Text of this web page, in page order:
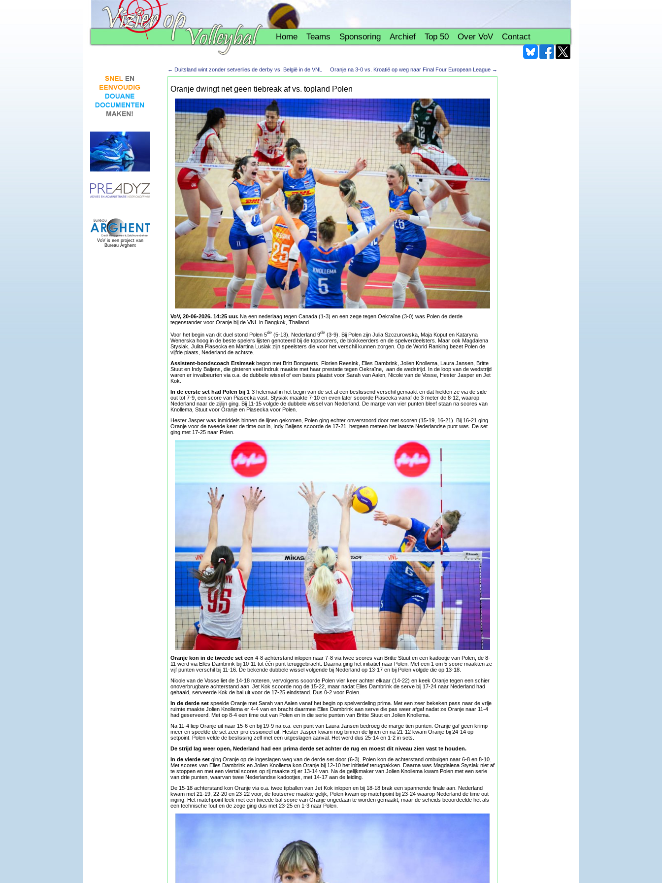
Home Teams Sponsoring Archief Top 50 Over VoV Contact
VoV is een project van
Bureau Arghent
← Duitsland wint zonder setverlies de derby vs. België in de VNL Oranje na 3-0 vs. Kroatië op weg naar Final Four European League →
Oranje dwingt net geen tiebreak af vs. topland Polen
VoV, 20-06-2026. 14:25 uur. Na een nederlaag tegen Canada (1-3) en een zege tegen Oekraïne (3-0) was Polen de derde
tegenstander voor Oranje bij de VNL in Bangkok, Thailand.
Voor het begin van dit duel stond Polen 5de (5-13), Nederland 9de (3-9). Bij Polen zijn Julia Szczurowska, Maja Koput en Kataryna
Wenerska hoog in de beste spelers lijsten genoteerd bij de topscorers, de blokkeerders en de spelverdeelsters. Maar ook Magdalena
Stysiak, Julita Piasecka en Martina Lusiak zijn speelsters die voor het verschil kunnen zorgen. Op de World Ranking bezet Polen de
vijfde plaats, Nederland de achtste.
Assistent-bondscoach Ersimsek begon met Britt Bongaerts, Florien Reesink, Elles Dambrink, Jolien Knollema, Laura Jansen, Britte
Stuut en Indy Baijens, die gisteren veel indruk maakte met haar prestatie tegen Oekraïne, aan de wedstrijd. In de loop van de wedstrijd
waren er invalbeurten via o.a. de dubbele wissel of een basis plaatst voor Sarah van Aalen, Nicole van de Vosse, Hester Jasper en Jet
Kok.
In de eerste set had Polen bij 1-3 helemaal in het begin van de set al een beslissend verschil gemaakt en dat hielden ze via de side
out tot 7-9, een score van Piasecka vast. Stysiak maakte 7-10 en even later scoorde Piasecka vanaf de 3 meter de 8-12, waarop
Nederland naar de zijlijn ging. Bij 11-15 volgde de dubbele wissel van Nederland. De marge van vier punten bleef staan na scores van
Knollema, Stuut voor Oranje en Piasecka voor Polen.
Hester Jasper was inmiddels binnen de lijnen gekomen, Polen ging echter onverstoord door met scoren (15-19, 16-21). Bij 16-21 ging
Oranje voor de tweede keer de time out in, Indy Baijens scoorde de 17-21, hetgeen meteen het laatste Nederlandse punt was. De set
ging met 17-25 naar Polen.
Oranje kon in de tweede set een 4-8 achterstand inlopen naar 7-8 via twee scores van Britte Stuut en een kadootje van Polen, de 8-
11 werd via Elles Dambrink bij 10-11 tot één punt teruggebracht. Daarna ging het initiatief naar Polen. Met een 1 om 5 score maakten ze
vijf punten verschil bij 11-16. De bekende dubbele wissel volgende bij Nederland op 13-17 en bij Polen volgde die op 13-18.
Nicole van de Vosse liet de 14-18 noteren, vervolgens scoorde Polen vier keer achter elkaar (14-22) en keek Oranje tegen een schier
onoverbrugbare achterstand aan. Jet Kok scoorde nog de 15-22, maar nadat Elles Dambrink de serve bij 17-24 naar Nederland had
gehaald, serveerde Kok de bal uit voor de 17-25 eindstand. Dus 0-2 voor Polen.
In de derde set speelde Oranje met Sarah van Aalen vanaf het begin op spelverdeling prima. Met een zeer bekeken pass naar de vrije
ruimte maakte Jolien Knollema er 4-4 van en bracht daarmee Elles Dambrink aan serve die pas weer afgaf nadat ze Oranje naar 11-4
had geserveerd. Met op 8-4 een time out van Polen en in die serie punten van Britte Stuut en Jolien Knollema.
Na 11-4 liep Oranje uit naar 15-6 en bij 19-9 na o.a. een punt van Laura Jansen bedroeg de marge tien punten. Oranje gaf geen krimp
meer en speelde de set zeer professioneel uit. Hester Jasper kwam nog binnen de lijnen en na 21-12 kwam Oranje bij 24-14 op
setpoint. Polen velde de beslissing zelf met een uitgeslagen aanval. Het werd dus 25-14 en 1-2 in sets.
De strijd lag weer open, Nederland had een prima derde set achter de rug en moest dit niveau zien vast te houden.
In de vierde set ging Oranje op de ingeslagen weg van de derde set door (6-3). Polen kon de achterstand ombuigen naar 6-8 en 8-10.
Met scores van Elles Dambrink en Jolien Knollema kon Oranje bij 12-10 het initiatief terugpakken. Daarna was Magdalena Stysiak niet af
te stoppen en met een viertal scores op rij maakte zij er 13-14 van. Na de gelijkmaker van Jolien Knollema kwam Polen met een serie
van drie punten, waarvan twee Nederlandse kadootjes, met 14-17 aan de leiding.
De 15-18 achterstand kon Oranje via o.a. twee tipballen van Jet Kok inlopen en bij 18-18 brak een spannende finale aan. Nederland
kwam met 21-19, 22-20 en 23-22 voor, de foutserve maakte gelijk, Polen kwam op matchpoint bij 23-24 waarop Nederland de time out
inging. Het matchpoint leek met een tweede bal score van Oranje ongedaan te worden gemaakt, maar de scheids beoordeelde het als
een technische fout en de zege ging dus met 23-25 en 1-3 naar Polen.